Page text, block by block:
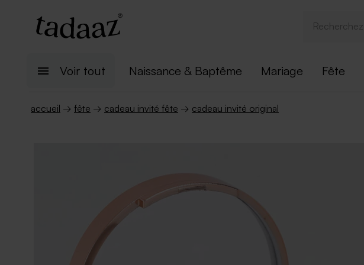
Voir tout Naissance & Baptême Mariage Fête
accueil → fête → cadeau invité fête → cadeau invité original